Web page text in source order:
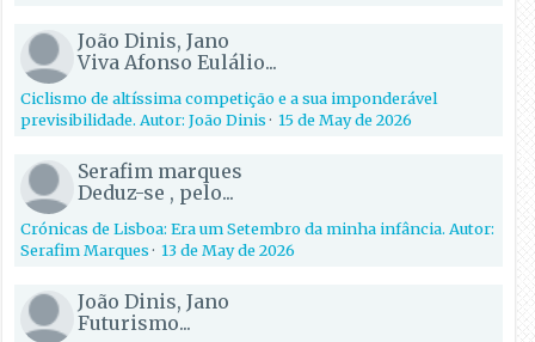
João Dinis, Jano
Viva Afonso Eulálio...
Ciclismo de altíssima competição e a sua imponderável
previsibilidade. Autor: João Dinis·15 de May de 2026
Serafim marques
Deduz-se , pelo...
Crónicas de Lisboa: Era um Setembro da minha infância. Autor:
Serafim Marques·13 de May de 2026
João Dinis, Jano
Futurismo...